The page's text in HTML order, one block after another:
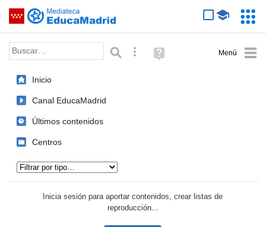
Saltar navegación
Palabra o frase: Búsqueda avanzada
Ayuda
(en
Inicio
Canal EducaMadrid
Últimos contenidos
Centros
Inicia sesión para aportar contenidos, crear listas de
reproducción...